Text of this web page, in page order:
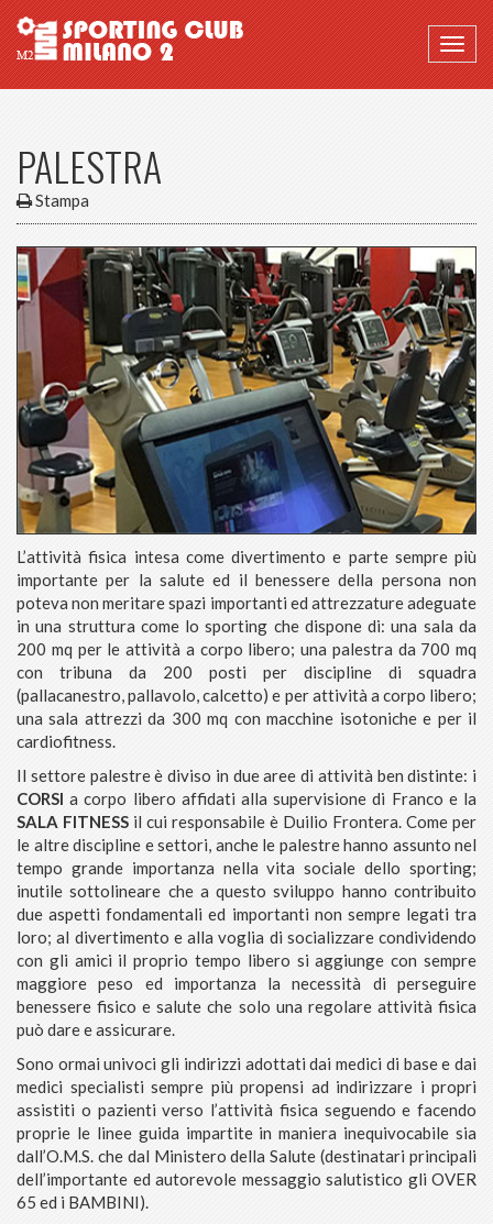
PALESTRA
Stampa
L’attività fisica intesa come divertimento e parte sempre più
importante per la salute ed il benessere della persona non
poteva non meritare spazi importanti ed attrezzature adeguate
in una struttura come lo sporting che dispone di: una sala da
200 mq per le attività a corpo libero; una palestra da 700 mq
con tribuna da 200 posti per discipline di squadra
(pallacanestro, pallavolo, calcetto) e per attività a corpo libero;
una sala attrezzi da 300 mq con macchine isotoniche e per il
cardiofitness.
Il settore palestre è diviso in due aree di attività ben distinte: i
CORSI a corpo libero affidati alla supervisione di Franco e la
SALA FITNESS il cui responsabile è Duilio Frontera. Come per
le altre discipline e settori, anche le palestre hanno assunto nel
tempo grande importanza nella vita sociale dello sporting;
inutile sottolineare che a questo sviluppo hanno contribuito
due aspetti fondamentali ed importanti non sempre legati tra
loro; al divertimento e alla voglia di socializzare condividendo
con gli amici il proprio tempo libero si aggiunge con sempre
maggiore peso ed importanza la necessità di perseguire
benessere fisico e salute che solo una regolare attività fisica
può dare e assicurare.
Sono ormai univoci gli indirizzi adottati dai medici di base e dai
medici specialisti sempre più propensi ad indirizzare i propri
assistiti o pazienti verso l’attività fisica seguendo e facendo
proprie le linee guida impartite in maniera inequivocabile sia
dall’O.M.S. che dal Ministero della Salute (destinatari principali
dell’importante ed autorevole messaggio salutistico gli OVER
65 ed i BAMBINI).